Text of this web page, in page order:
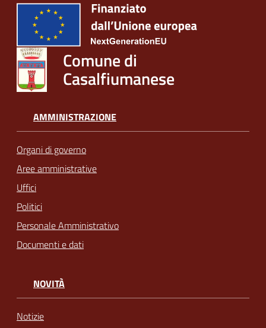
Comune di
Casalfiumanese
AMMINISTRAZIONE
Organi di governo
Aree amministrative
Uffici
Politici
Personale Amministrativo
Documenti e dati
NOVITÀ
Notizie